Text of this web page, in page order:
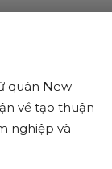
quán New
về tạo thuận
nghiệp và